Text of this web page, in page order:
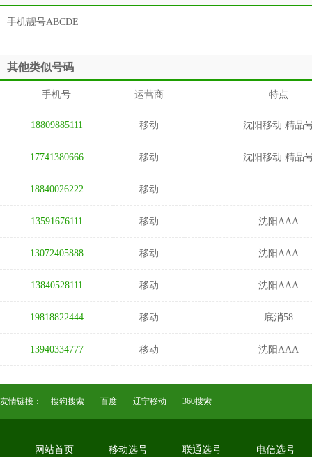
手机靓号ABCDE
其他类似号码
手机号 运营商 特点
18809885111 移动 沈阳移动 精品
17741380666 移动 沈阳移动 精品
18840026222 移动
13591676111 移动 沈阳AAA
13072405888 移动 沈阳AAA
13840528111 移动 沈阳AAA
19818822444 移动 底消58
13940334777 移动 沈阳AAA
友情链接： 搜狗搜索 百度 辽宁移动 360搜索
网站首页 移动选号 联通选号 电信选号